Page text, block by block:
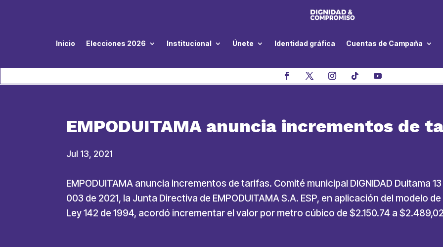
Inicio Elecciones 2026 Institucional Únete Identidad gráfica Cuentas de Campaña
EMPODUITAMA anuncia incrementos de
Jul 13, 2021
EMPODUITAMA anuncia incrementos de tarifas. Comité municipal DIGNIDAD Duitama
003 de 2021, la Junta Directiva de EMPODUITAMA S.A. ESP, en aplicación del modelo
Ley 142 de 1994, acordó incrementar el valor por metro cúbico de $2.150.74 a